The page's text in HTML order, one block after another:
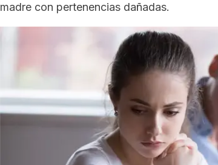
madre con pertenencias dañadas.